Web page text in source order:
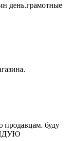
день.грамотные
продавцам. буду